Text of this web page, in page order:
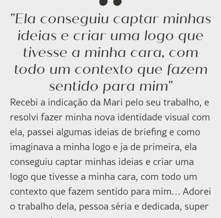
"Ela conseguiu captar minhas
ideias e criar uma logo que
tivesse a minha cara, com
todo um contexto que fazem
sentido para mim"
Recebi a indicação da Mari pelo seu trabalho, e
resolvi fazer minha nova identidade visual com
ela, passei algumas ideias de briefing e como
imaginava a minha logo e ja de primeira, ela
conseguiu captar minhas ideias e criar uma
logo que tivesse a minha cara, com todo um
contexto que fazem sentido para mim… Adorei
o trabalho dela, pessoa séria e dedicada, super